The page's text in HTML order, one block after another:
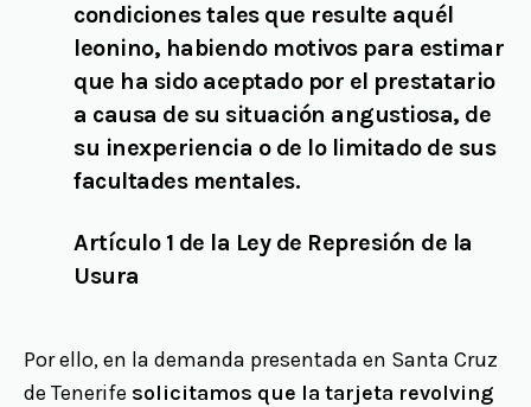
condiciones tales que resulte aquél
leonino, habiendo motivos para estimar
que ha sido aceptado por el prestatario
a causa de su situación angustiosa, de
su inexperiencia o de lo limitado de sus
facultades mentales.
Artículo 1 de la Ley de Represión de la
Usura
Por ello, en la demanda presentada en Santa Cruz
de Tenerife solicitamos que la tarjeta revolving